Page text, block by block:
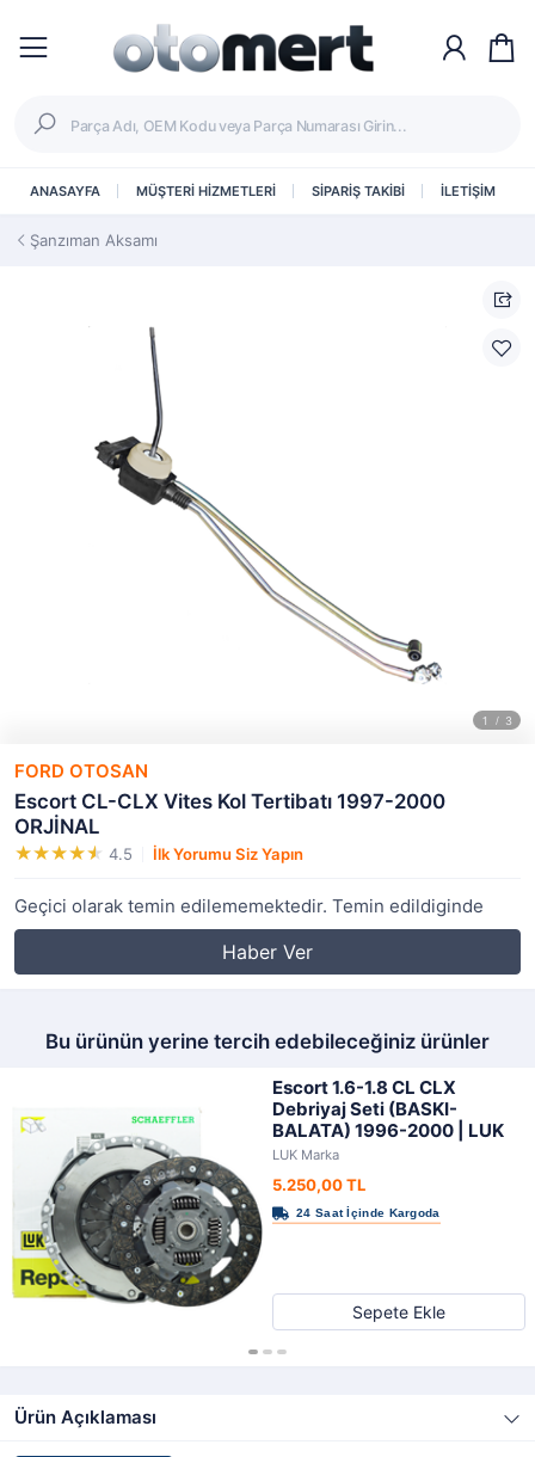
ANASAYFA MÜŞTERİ HİZMETLERİ SİPARİŞ TAKİBİ İLETİŞİM
Şanzıman Aksamı
FORD OTOSAN
Escort CL-CLX Vites Kol Tertibatı 1997-2000
ORJİNAL
4.5 İlk Yorumu Siz Yapın
Geçici olarak temin edilememektedir. Temin edildiginde
Haber Ver
Bu ürünün yerine tercih edebileceğiniz ürünler
Escort 1.6-1.8 CL CLX
Debriyaj Seti (BASKI-
BALATA) 1996-2000 | LUK
LUK Marka
5.250,00 TL
Sepete Ekle
Ürün Açıklaması